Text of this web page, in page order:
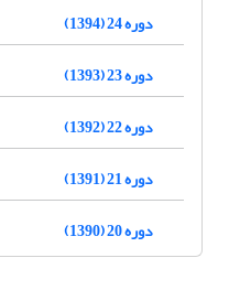
دوره 24 (1394)
دوره 23 (1393)
دوره 22 (1392)
دوره 21 (1391)
دوره 20 (1390)